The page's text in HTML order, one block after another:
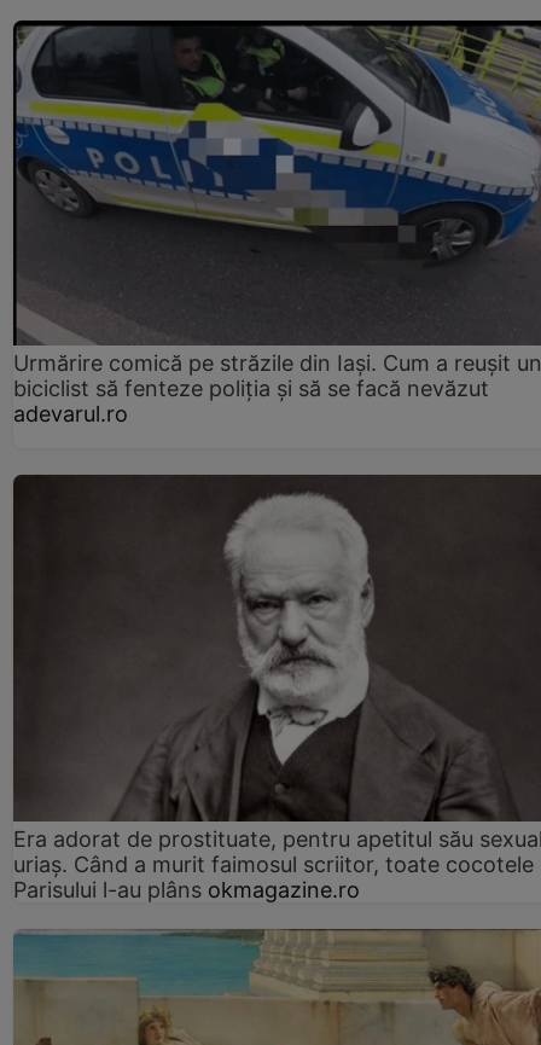
Urmărire comică pe străzile din Iași. Cum a reușit un
biciclist să fenteze poliția și să se facă nevăzut
adevarul.ro
Era adorat de prostituate, pentru apetitul său
uriaș. Când a murit faimosul scriitor, toate cocotele
Parisului l-au plâns okmagazine.ro